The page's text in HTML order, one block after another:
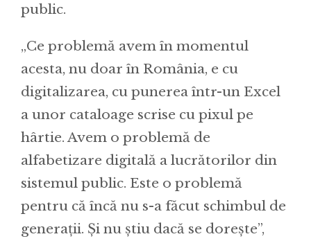
public.
„Ce problemă avem în momentul
acesta, nu doar în România, e cu
digitalizarea, cu punerea într-un Excel
a unor cataloage scrise cu pixul pe
hârtie. Avem o problemă de
alfabetizare digitală a lucrătorilor din
sistemul public. Este o problemă
pentru că încă nu s-a făcut schimbul de
generații. Și nu știu dacă se dorește”,